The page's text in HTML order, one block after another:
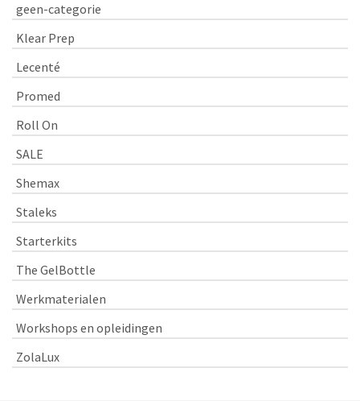
geen-categorie
Klear Prep
Lecenté
Promed
Roll On
SALE
Shemax
Staleks
Starterkits
The GelBottle
Werkmaterialen
Workshops en opleidingen
ZolaLux